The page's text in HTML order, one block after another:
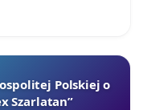
Polskiej o
Szarlatan”